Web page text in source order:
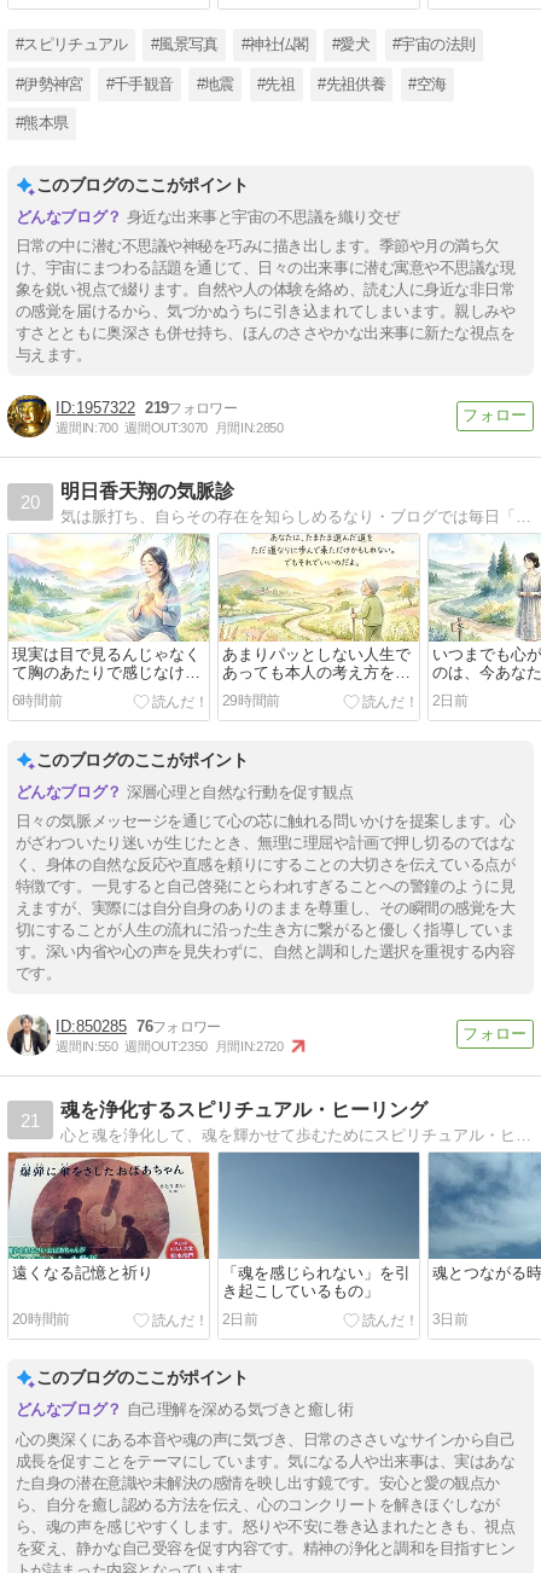
#スピリチュアル #風景写真 #神社仏閣 #愛犬 #宇宙の法則
#伊勢神宮 #千手観音 #地震 #先祖 #先祖供養 #空海
#熊本県
このブログのここがポイント
身近な出来事と宇宙の不思議を織り交ぜ
日常の中に潜む不思議や神秘を巧みに描き出します。季節や月の満ち欠
け、宇宙にまつわる話題を通じて、日々の出来事に潜む寓意や不思議な現
象を鋭い視点で綴ります。自然や人の体験を絡め、読む人に身近な非日常
の感覚を届けるから、気づかぬうちに引き込まれてしまいます。親しみや
すさとともに奥深さも併せ持ち、ほんのささやかな出来事に新たな視点を
与えます。
1957322 219
週間IN:700 週間OUT:3070 月間IN:2850
20
明日香天翔の気脈診
気は脈打ち、自らその存在を知らしめるなり・ブログでは毎日「今朝の気脈メッセージ」を公開中！
現実は目で見るんじゃなく
て胸のあたりで感じなけれ
ばならない
6時間前
あまりパッとしない人生で
あっても本人の考え方を変
えることが出来たなら、そ
のパッとしない人生を歩ん
でいる自分を面白がって生
です
29時間前
いつまでも心
のは、今あな
は納得のいく
ないからだ
2日前
このブログのここがポイント
深層心理と自然な行動を促す観点
日々の気脈メッセージを通じて心の芯に触れる問いかけを提案します。心
がざわついたり迷いが生じたとき、無理に理屈や計画で押し切るのではな
く、身体の自然な反応や直感を頼りにすることの大切さを伝えている点が
特徴です。一見すると自己啓発にとらわれすぎることへの警鐘のように見
えますが、実際には自分自身のありのままを尊重し、その瞬間の感覚を大
切にすることが人生の流れに沿った生き方に繋がると優しく指導していま
す。深い内省や心の声を見失わずに、自然と調和した選択を重視する内容
です。
850285 76
週間IN:550 週間OUT:2350 月間IN:2720
21
魂を浄化するスピリチュアル・ヒーリング
遠くなる記憶と祈り
20時間前
「魂を感じられない」を引
き起こしているもの」
2日前
魂とつながる
3日前
このブログのここがポイント
自己理解を深める気づきと癒し術
心の奥深くにある本音や魂の声に気づき、日常のささいなサインから自己
成長を促すことをテーマにしています。気になる人や出来事は、実はあな
た自身の潜在意識や未解決の感情を映し出す鏡です。安心と愛の観点か
ら、自分を癒し認める方法を伝え、心のコンクリートを解きほぐしなが
ら、魂の声を感じやすくします。怒りや不安に巻き込まれたときも、視点
を変え、静かな自己受容を促す内容です。精神の浄化と調和を目指すヒン